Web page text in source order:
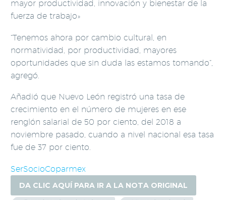
mayor productividad, innovación y bienestar de la
fuerza de trabajo»
“Tenemos ahora por cambio cultural, en
normatividad, por productividad, mayores
oportunidades que sin duda las estamos tomando”,
agregó.
Añadió que Nuevo León registró una tasa de
crecimiento en el número de mujeres en ese
renglón salarial de 50 por ciento, del 2018 a
noviembre pasado, cuando a nivel nacional esa tasa
fue de 37 por ciento.
SerSocioCoparmex
DA CLIC AQUÍ PARA IR A LA NOTA ORIGINAL